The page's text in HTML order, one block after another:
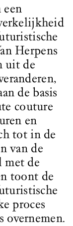
Herpens
uit de
de basis
couture
en
tot in de
van de
met de
toont de
proces
overnemen.